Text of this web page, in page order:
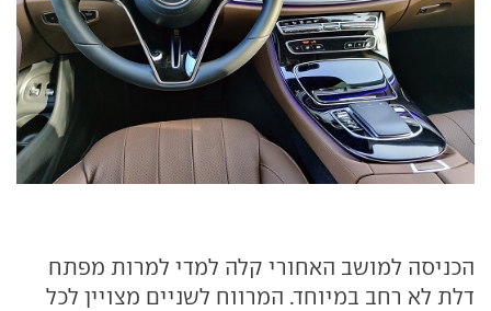
הכניסה למושב האחורי קלה למדי למרות מפתח
דלת לא רחב במיוחד. המרווח לשניים מצויין לכל